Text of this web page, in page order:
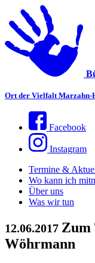
Ort der Vielfalt Marzahn-
Facebook
Instagram
Termine &
Wo kann ich
Über uns
Was wir tun
12.06.2017 Zum
Wöhrmann